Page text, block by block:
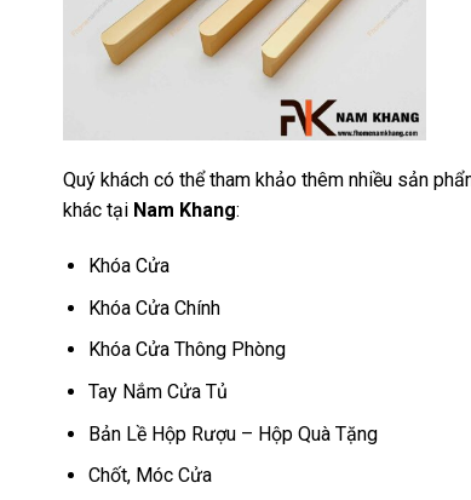
Quý khách có thể tham khảo thêm nhiều sản
khác tại Nam Khang:
Khóa Cửa
Khóa Cửa Chính
Khóa Cửa Thông Phòng
Tay Nắm Cửa Tủ
Bản Lề Hộp Rượu – Hộp Quà Tặng
Chốt, Móc Cửa